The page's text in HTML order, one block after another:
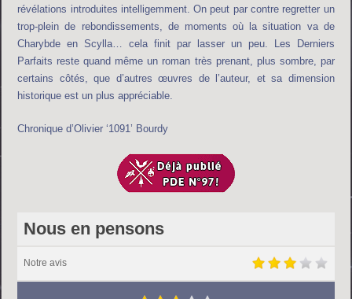
révélations introduites intelligemment. On peut par contre regretter un
trop-plein de rebondissements, de moments où la situation va de
Charybde en Scylla… cela finit par lasser un peu. Les Derniers
Parfaits reste quand même un roman très prenant, plus sombre, par
certains côtés, que d’autres œuvres de l’auteur, et sa dimension
historique est un plus appréciable.
Chronique d’Olivier ‘1091’ Bourdy
Nous en pensons
Notre avis